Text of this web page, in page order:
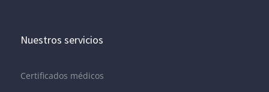
Nuestros servicios
Certificados médicos